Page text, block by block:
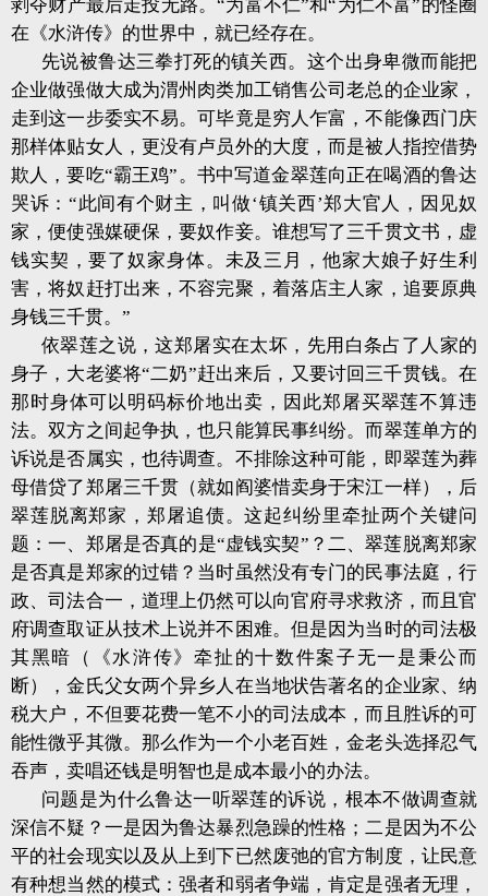
剥夺财产最后走投无路。“为富不仁”和“为仁不富”的怪圈
在《水浒传》的世界中，就已经存在。
先说被鲁达三拳打死的镇关西。这个出身卑微而能把
企业做强做大成为渭州肉类加工销售公司老总的企业家，
走到这一步委实不易。可毕竟是穷人乍富，不能像西门庆
那样体贴女人，更没有卢员外的大度，而是被人指控借势
欺人，要吃“霸王鸡”。书中写道金翠莲向正在喝酒的鲁达
哭诉：“此间有个财主，叫做‘镇关西’郑大官人，因见奴
家，便使强媒硬保，要奴作妾。谁想写了三千贯文书，虚
钱实契，要了奴家身体。未及三月，他家大娘子好生利
害，将奴赶打出来，不容完聚，着落店主人家，追要原典
身钱三千贯。”
依翠莲之说，这郑屠实在太坏，先用白条占了人家的
身子，大老婆将“二奶”赶出来后，又要讨回三千贯钱。在
那时身体可以明码标价地出卖，因此郑屠买翠莲不算违
法。双方之间起争执，也只能算民事纠纷。而翠莲单方的
诉说是否属实，也待调查。不排除这种可能，即翠莲为葬
母借贷了郑屠三千贯（就如阎婆惜卖身于宋江一样），后
翠莲脱离郑家，郑屠追债。这起纠纷里牵扯两个关键问
题：一、郑屠是否真的是“虚钱实契”？二、翠莲脱离郑家
是否真是郑家的过错？当时虽然没有专门的民事法庭，行
政、司法合一，道理上仍然可以向官府寻求救济，而且官
府调查取证从技术上说并不困难。但是因为当时的司法极
其黑暗（《水浒传》牵扯的十数件案子无一是秉公而
断），金氏父女两个异乡人在当地状告著名的企业家、纳
税大户，不但要花费一笔不小的司法成本，而且胜诉的可
能性微乎其微。那么作为一个小老百姓，金老头选择忍气
吞声，卖唱还钱是明智也是成本最小的办法。
问题是为什么鲁达一听翠莲的诉说，根本不做调查就
深信不疑？一是因为鲁达暴烈急躁的性格；二是因为不公
平的社会现实以及从上到下已然废弛的官方制度，让民意
有种想当然的模式：强者和弱者争端，肯定是强者无理，